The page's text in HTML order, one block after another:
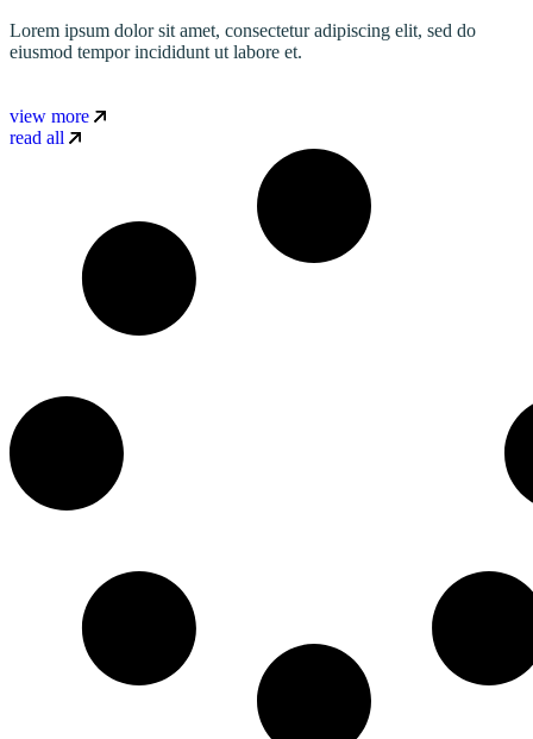
Lorem ipsum dolor sit amet, consectetur adipiscing elit, sed do
eiusmod tempor incididunt ut labore et.
view more
read all